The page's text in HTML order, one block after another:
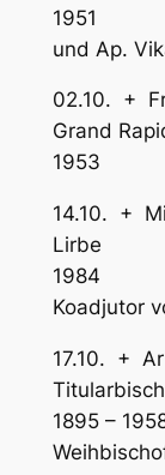
1951
und Ap.
02.10. +
1953
14.10. +
1984
Koadjutor
17.10. +
1895 –